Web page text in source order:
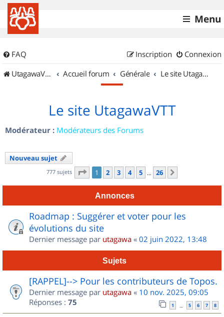
Menu
FAQ Connexion
Inscription
UtagawaVTT (Randos VTT et VTTAE avec traces GPS)
Accueil forum Générale Le site UtagawaVTT
Le site UtagawaVTT
Modérateur : Modérateurs des Forums
Nouveau sujet
777 sujets Page 1sur
1 2 3 4 5 … 26
Annonces
Roadmap : Suggérer et voter pour les
évolutions du site
Dernier message par utagawa « 02 juin 2022, 13:48
Sujets
[RAPPEL]--> Pour les contributeurs de Topos.
Dernier message par utagawa « 10 nov. 2025, 09:05
Réponses : 75 1 … 5 6 7 8